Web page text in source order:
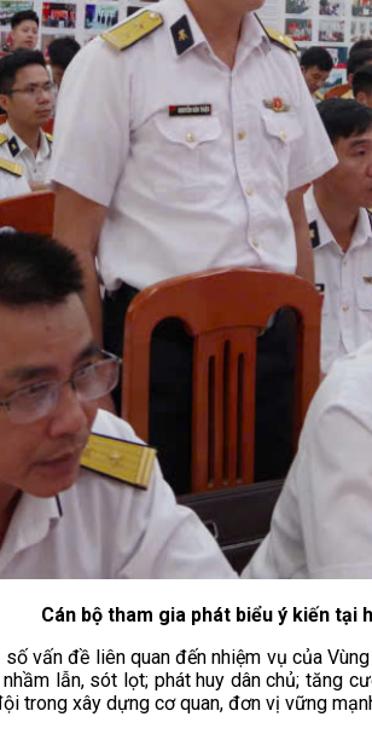
Cán bộ tham gia phát biểu ý kiến tại
vấn đề liên quan đến nhiệm vụ của
lẫn, sót lọt; phát huy dân chủ; tăng
trong xây dựng cơ quan, đơn vị vững